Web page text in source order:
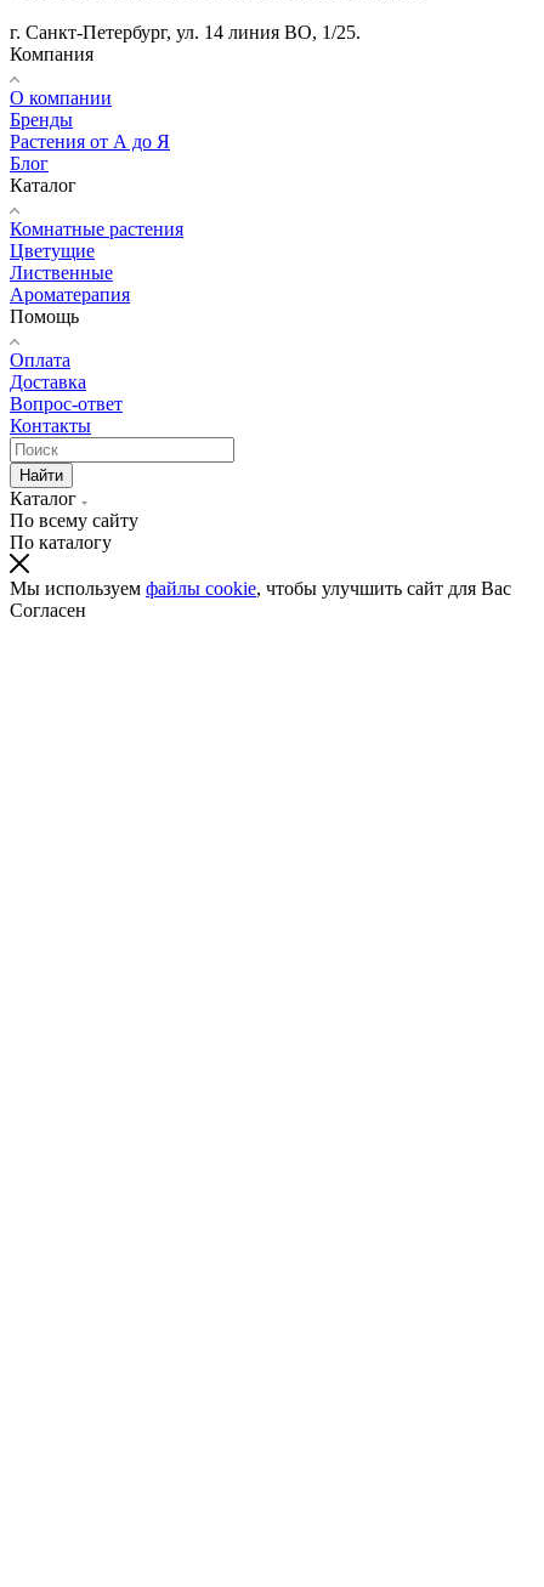
г. Санкт-Петербург, ул. 14 линия ВО, 1/25.
Компания
О компании
Бренды
Растения от А до Я
Блог
Каталог
Комнатные растения
Цветущие
Лиственные
Ароматерапия
Помощь
Оплата
Доставка
Вопрос-ответ
Контакты
Найти
Каталог
По всему сайту
По каталогу
Мы используем файлы cookie, чтобы улучшить сайт для Вас
Согласен